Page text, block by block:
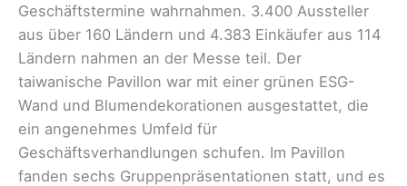
Geschäftstermine wahrnahmen. 3.400 Aussteller
aus über 160 Ländern und 4.383 Einkäufer aus 114
Ländern nahmen an der Messe teil. Der
taiwanische Pavillon war mit einer grünen ESG-
Wand und Blumendekorationen ausgestattet, die
ein angenehmes Umfeld für
Geschäftsverhandlungen schufen. Im Pavillon
fanden sechs Gruppenpräsentationen statt, und es